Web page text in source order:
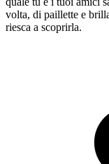
volta, di paillette e
riesca a scoprirla.